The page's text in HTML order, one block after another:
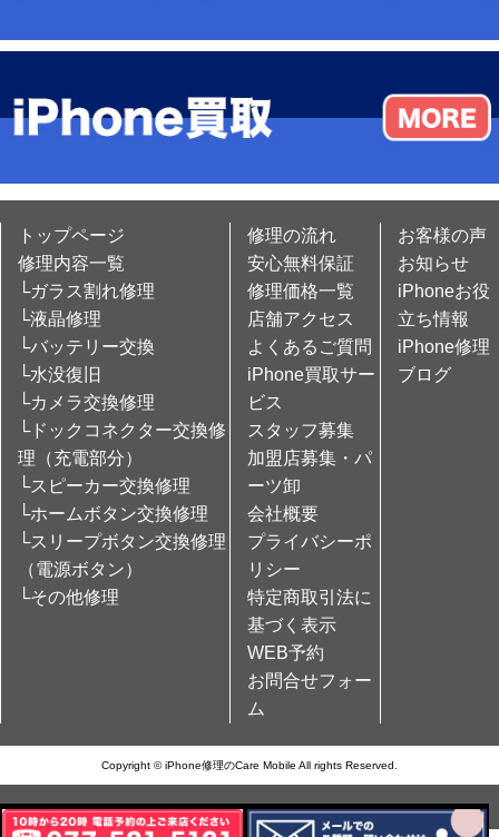
トップページ
修理内容一覧
└ガラス割れ修理
└液晶修理
└バッテリー交換
└水没復旧
└カメラ交換修理
└ドックコネクター交換修
理（充電部分）
└スピーカー交換修理
└ホームボタン交換修理
└スリープボタン交換修理
（電源ボタン）
└その他修理
修理の流れ
安心無料保証
修理価格一覧
店舗アクセス
よくあるご質問
iPhone買取サー
ビス
スタッフ募集
加盟店募集・パ
ーツ卸
会社概要
プライバシーポ
リシー
特定商取引法に
基づく表示
WEB予約
お問合せフォー
ム
お客様の声
お知らせ
iPhoneお役
立ち情報
iPhone修理
ブログ
Copyright © iPhone修理のCare Mobile All rights Reserved.